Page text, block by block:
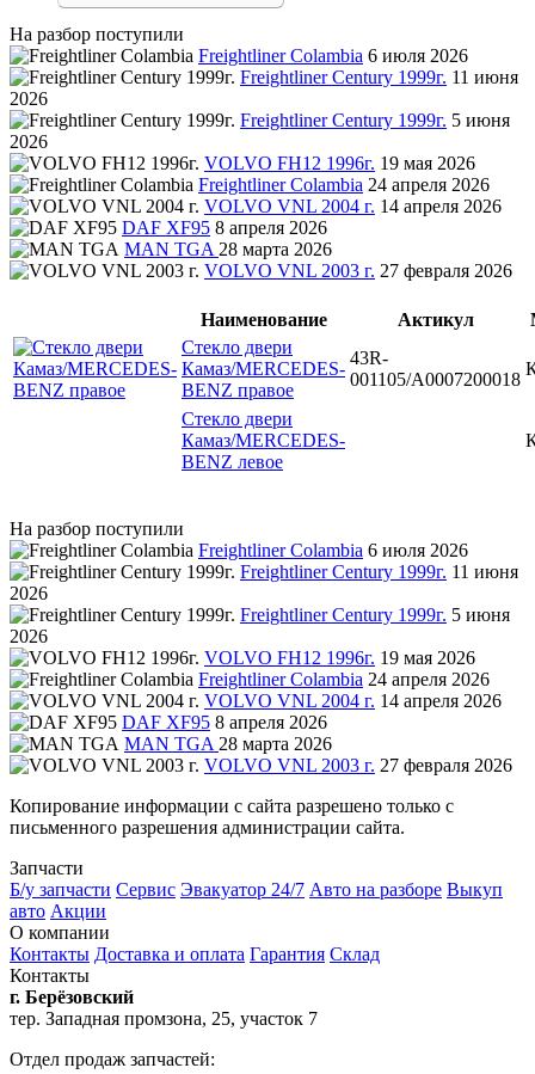
На разбор поступили
Freightliner Colambia 6 июля 2026
Freightliner Century 1999г. 11 июня
2026
Freightliner Century 1999г. 5 июня
2026
VOLVO FH12 1996г. 19 мая 2026
Freightliner Colambia 24 апреля 2026
VOLVO VNL 2004 г. 14 апреля 2026
DAF XF95 8 апреля 2026
MAN TGA 28 марта 2026
VOLVO VNL 2003 г. 27 февраля 2026
Наименование Актикул
Стекло двери
Камаз/MERCEDES-
BENZ правое
43R-
001105/A0007200018
Стекло двери
Камаз/MERCEDES-
BENZ левое
На разбор поступили
Freightliner Colambia 6 июля 2026
Freightliner Century 1999г. 11 июня
2026
Freightliner Century 1999г. 5 июня
2026
VOLVO FH12 1996г. 19 мая 2026
Freightliner Colambia 24 апреля 2026
VOLVO VNL 2004 г. 14 апреля 2026
DAF XF95 8 апреля 2026
MAN TGA 28 марта 2026
VOLVO VNL 2003 г. 27 февраля 2026
Копирование информации с сайта разрешено только с
письменного разрешения администрации сайта.
Запчасти
Б/у запчасти Сервис Эвакуатор 24/7 Авто на разборе Выкуп
авто Акции
О компании
Контакты Доставка и оплата Гарантия Склад
Контакты
г. Берёзовский
тер. Западная промзона, 25, участок 7
Отдел продаж запчастей: